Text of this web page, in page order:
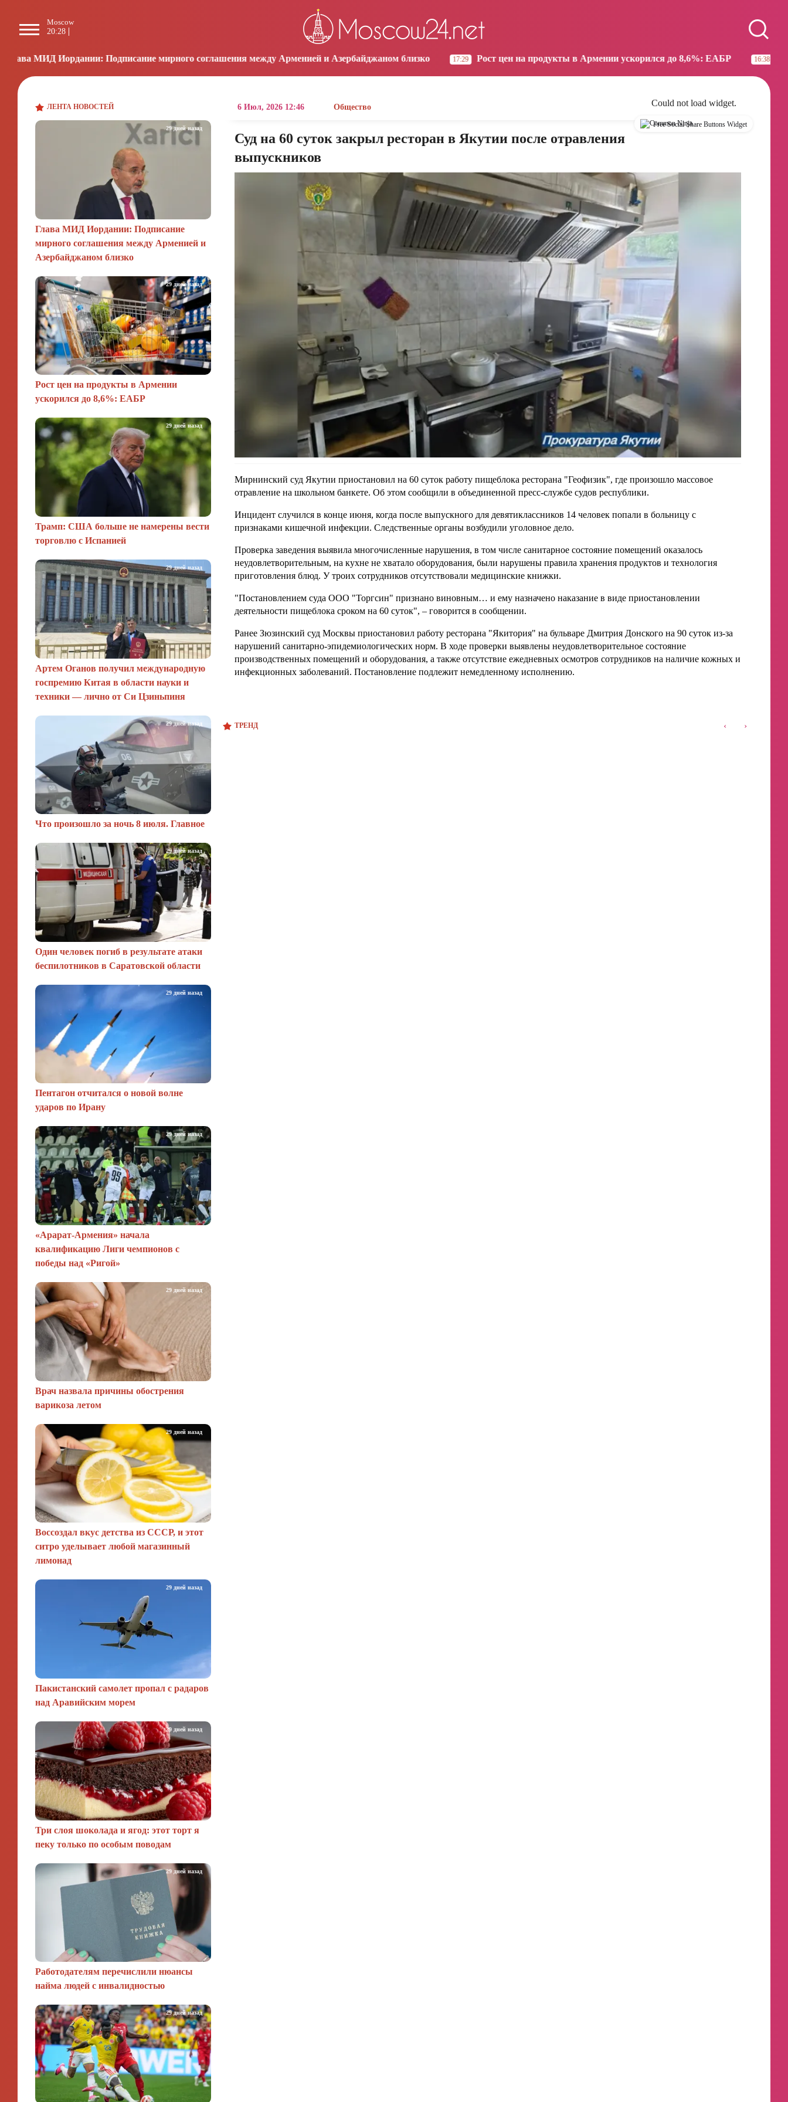
Moscow
20:28
Yerevan
21:28 21:28
Moscow
20:28
Подписание мирного соглашения между Арменией и Азербайджаном близко 17:29 Рост цен на продукты в Армении ускорился до 8,6%: ЕАБР 16:38 Трамп: США больше
ЛЕНТА НОВОСТЕЙ
Глава МИД Иордании: Подписание
мирного соглашения между Арменией и
Азербайджаном близко
29 дней назад
Рост цен на продукты в Армении
ускорился до 8,6%: ЕАБР
29 дней назад
Трамп: США больше не намерены вести
торговлю с Испанией
29 дней назад
Артем Оганов получил международную
госпремию Китая в области науки и
техники — лично от Си Цзиньпиня
29 дней назад
Что произошло за ночь 8 июля. Главное
29 дней назад
Один человек погиб в результате атаки
беспилотников в Саратовской области
29 дней назад
Пентагон отчитался о новой волне
ударов по Ирану
29 дней назад
«Арарат‑Армения» начала
квалификацию Лиги чемпионов с
победы над «Ригой»
29 дней назад
Врач назвала причины обострения
варикоза летом
29 дней назад
Воссоздал вкус детства из СССР, и этот
ситро уделывает любой магазинный
лимонад
29 дней назад
Пакистанский самолет пропал с радаров
над Аравийским морем
29 дней назад
Три слоя шоколада и ягод: этот торт я
пеку только по особым поводам
29 дней назад
Работодателям перечислили нюансы
найма людей с инвалидностью
29 дней назад
29 дней назад
6 Июл, 2026 12:46 Общество Could not load widget.
Free Social Share Buttons Widget
Суд на 60 суток закрыл ресторан в Якутии после отравления
выпускников
Мирнинский суд Якутии приостановил на 60 суток работу пищеблока ресторана "Геофизик", где произошло массовое
отравление на школьном банкете. Об этом сообщили в объединенной пресс-службе судов республики.
Инцидент случился в конце июня, когда после выпускного для девятиклассников 14 человек попали в больницу с
признаками кишечной инфекции. Следственные органы возбудили уголовное дело.
Проверка заведения выявила многочисленные нарушения, в том числе санитарное состояние помещений оказалось
неудовлетворительным, на кухне не хватало оборудования, были нарушены правила хранения продуктов и технология
приготовления блюд. У троих сотрудников отсутствовали медицинские книжки.
"Постановлением суда ООО "Торгсин" признано виновным… и ему назначено наказание в виде приостановлении
деятельности пищеблока сроком на 60 суток", – говорится в сообщении.
Ранее Зюзинский суд Москвы приостановил работу ресторана "Якитория" на бульваре Дмитрия Донского на 90 суток из-за
нарушений санитарно-эпидемиологических норм. В ходе проверки выявлены неудовлетворительное состояние
производственных помещений и оборудования, а также отсутствие ежедневных осмотров сотрудников на наличие кожных и
инфекционных заболеваний. Постановление подлежит немедленному исполнению.
ТРЕНД ‹ ›